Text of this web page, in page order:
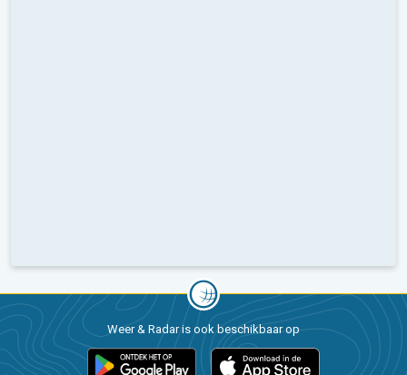
Weer & Radar is ook beschikbaar op